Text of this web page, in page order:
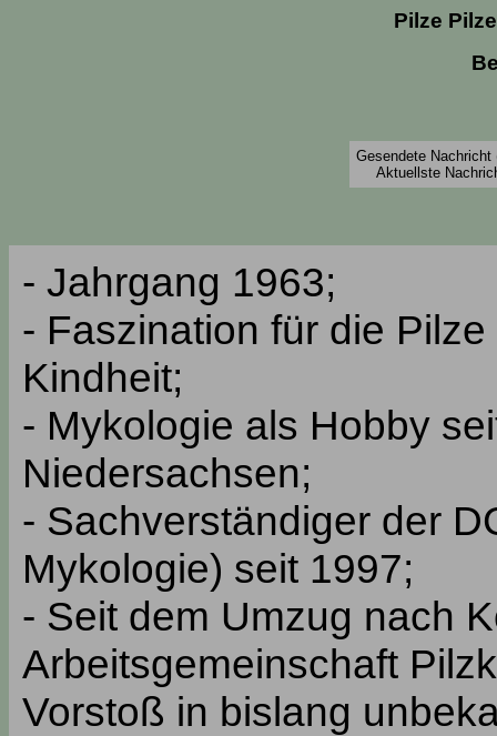
Pilze
Gesendete
Aktuellste
- Jahrgang 1963;
- Faszination für die
Kindheit;
- Mykologie als Hobby
Niedersachsen;
- Sachverständiger der
Mykologie) seit 1997;
- Seit dem Umzug nach
Arbeitsgemeinschaft
Vorstoß in bislang